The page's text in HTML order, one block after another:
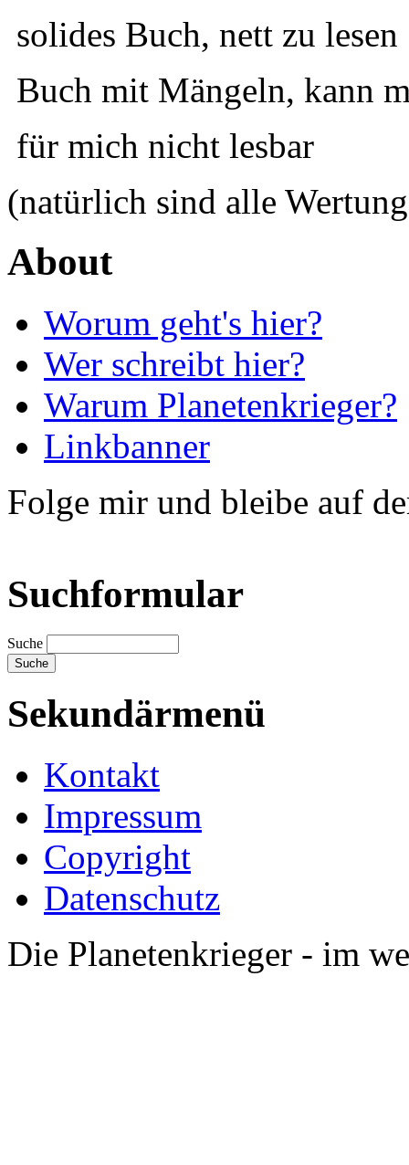
solides Buch, nett zu lesen
Buch mit Mängeln, kann
für mich nicht lesbar
(natürlich sind alle
About
Worum geht's hier?
Wer schreibt hier?
Warum Planetenkrieger?
Linkbanner
Folge mir und bleibe auf
Suchformular
Suche
Sekundärmenü
Kontakt
Impressum
Copyright
Datenschutz
Die Planetenkrieger - im